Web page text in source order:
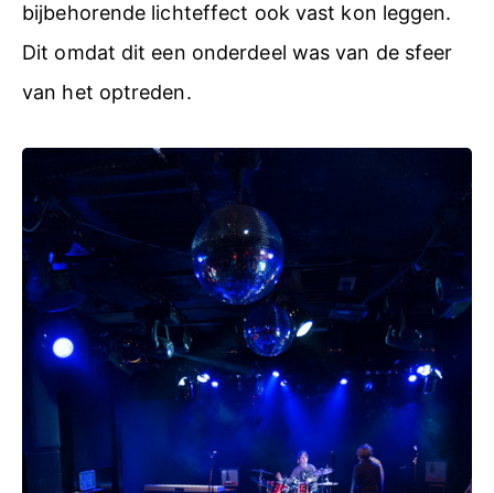
bijbehorende lichteffect ook vast kon leggen.
Dit omdat dit een onderdeel was van de sfeer
van het optreden.